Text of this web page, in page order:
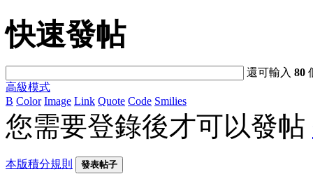
快速發帖
還可輸入80
高級模式
B Color Image Link Quote Code Smilies
您需要登錄後才可以發帖
本版積分規則 發表帖子